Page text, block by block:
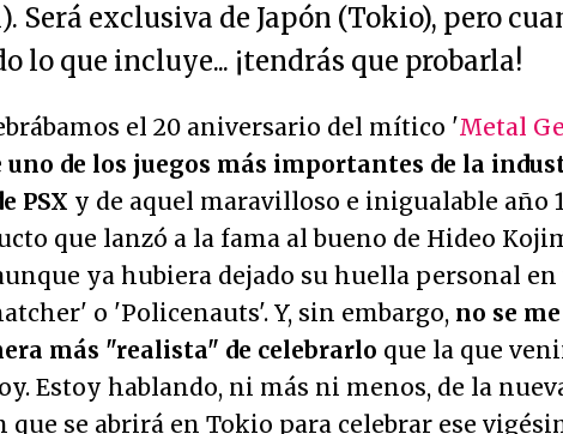
Será exclusiva de Japón (Tokio), pero
lo que incluye... ¡tendrás que probarla!
el 20 aniversario del mítico 'Metal
uno de los juegos más importantes de la
PSX y de aquel maravilloso e inigualable año
que lanzó a la fama al bueno de Hideo
ya hubiera dejado su huella personal
o 'Policenauts'. Y, sin embargo, no se
más "realista" de celebrarlo que la que
Estoy hablando, ni más ni menos, de la
que se abrirá en Tokio para celebrar ese